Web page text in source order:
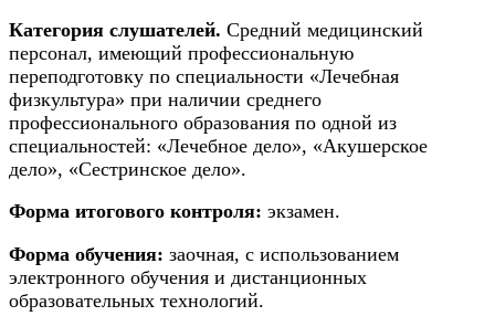
Управление административно-
хозяйственной деятельностью
Техника-технологии
Прикладная геология, горное
дело, нефтегазовое дело и
Техника и технологии наземного
Категория слушателей. Средний медицинский
персонал, имеющий профессиональную
переподготовку по специальности «Лечебная
физкультура» при наличии среднего
профессионального образования по одной из
специальностей: «Лечебное дело», «Акушерское
дело», «Сестринское дело».
Форма итогового контроля: экзамен.
Форма обучения: заочная, с использованием
электронного обучения и дистанционных
образовательных технологий.